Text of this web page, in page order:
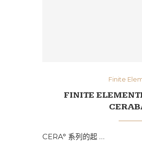
Finite
FINITE
CERA° 系列的起 …